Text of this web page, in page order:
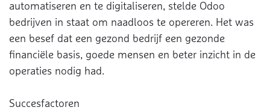
automatiseren en te digitaliseren, stelde Odoo
bedrijven in staat om naadloos te opereren. Het was
een besef dat een gezond bedrijf een gezonde
financiële basis, goede mensen en beter inzicht in de
operaties nodig had.
Succesfactoren